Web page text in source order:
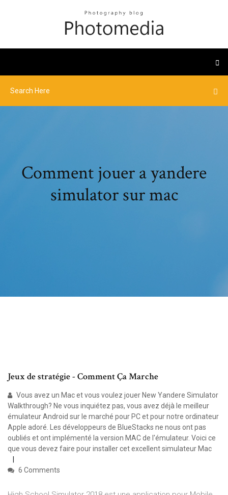
Comment jouer a yandere
simulator sur mac
Jeux de stratégie - Comment Ça Marche
Vous avez un Mac et vous voulez jouer New Yandere Simulator
Walkthrough? Ne vous inquiétez pas, vous avez déjà le meilleur
émulateur Android sur le marché pour PC et pour notre ordinateur
Apple adoré. Les développeurs de BlueStacks ne nous ont pas
oubliés et ont implémenté la version MAC de l'émulateur. Voici ce
que vous devez faire pour installer cet excellent simulateur Mac
6 Comments